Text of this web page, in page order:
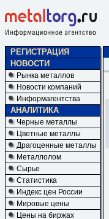
РЕГИСТРАЦИЯ
НОВОСТИ
Рынка металлов
Новости компаний
Информагентства
АНАЛИТИКА
Черные металлы
Цветные металлы
Драгоценные металлы
Металлолом
Сырье
Статистика
Индекс цен России
Мировые цены
Цены на биржах